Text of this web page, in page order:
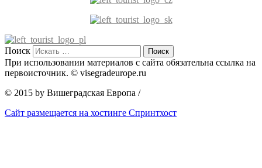
Поиск
При использовании материалов с сайта обязательна ссылка на
первоисточник. © visegradeurope.ru
© 2015 by Вишеградская Европа /
Сайт размещается на хостинге Спринтхост